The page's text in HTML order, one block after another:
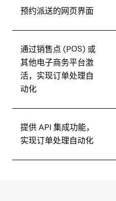
预约派送的网页界面
通过销售点 (POS) 或
其他电子商务平台激
活，实现订单处理自
动化
提供 API 集成功能，
实现订单处理自动化